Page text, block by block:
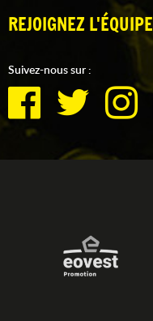
REJOIGNEZ L'ÉQUIPE
Suivez-nous sur :